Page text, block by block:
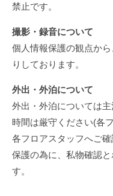
禁止です。
撮影・録音について
個人情報保護の観点か
りしております。
外出・外泊について
外出・外泊については
時間は厳守ください(各
各フロアスタッフへご
保護の為に、私物確認
す。